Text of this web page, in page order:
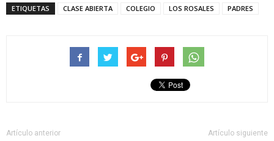
ETIQUETAS CLASE ABIERTA COLEGIO LOS ROSALES PADRES
Artículo anterior Artículo siguiente